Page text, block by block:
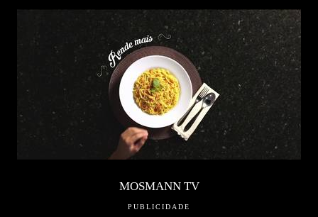
MOSMANN TV
PUBLICIDADE